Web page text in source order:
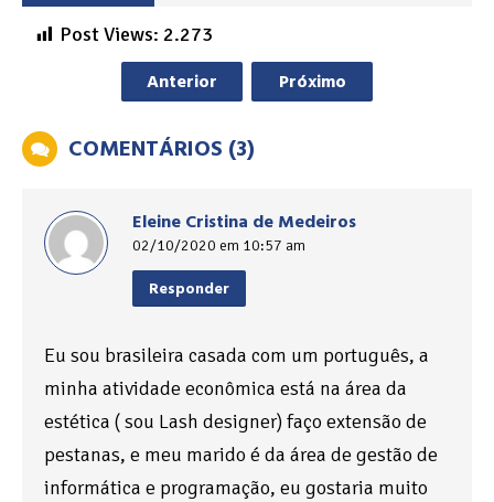
Post Views: 2.273
Anterior Próximo
COMENTÁRIOS (3)
Eleine Cristina de Medeiros
02/10/2020 em 10:57 am
Responder
Eu sou brasileira casada com um português, a
minha atividade econômica está na área da
estética ( sou Lash designer) faço extensão de
pestanas, e meu marido é da área de gestão de
informática e programação, eu gostaria muito